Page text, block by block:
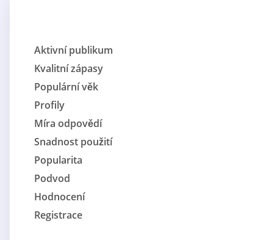
Aktivní publikum
Kvalitní zápasy
Populární věk
Profily
Míra odpovědí
Snadnost použití
Popularita
Podvod
Hodnocení
Registrace